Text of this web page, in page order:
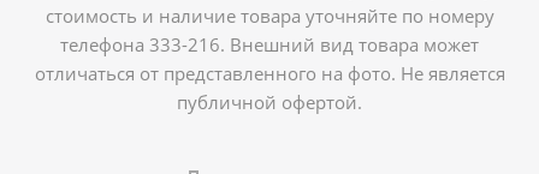
стоимость и наличие товара уточняйте по номеру
телефона 333-216. Внешний вид товара может
отличаться от представленного на фото. Не является
публичной офертой.